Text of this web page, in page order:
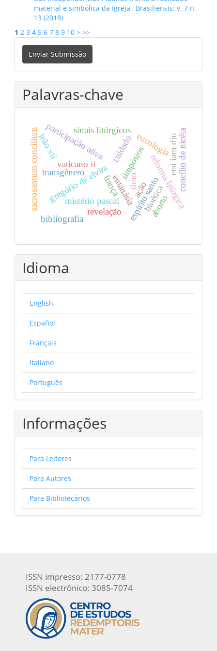
material e simbólica da Igreja , Brasiliensis: v. 7 n.
13 (2018)
1 2 3 4 5 6 7 8 9 10 > >>
Enviar
Submissão
Enviar Submissão
Palavras-chave
gregório de elvira espírito santo
domaçãobioética
eutanásia
transgênero
aborto
cuidado
reforma litúrgica
vaticano ii
participação ativa
sinais litúrgicos
mistério pascal
sacrosantum concilium eucologia
leão xii etsi iam diu
revelação
concílio de nicéia
bibliografia
simpósios
frança
Idioma
English
Español
Français
Italiano
Português
Informações
Para Leitores
Para Autores
Para Bibliotecários
ISSN impresso: 2177-0778
ISSN electrônico: 3085-7074